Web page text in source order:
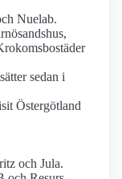
Nuelab.
sedan i
Östergötland
och Jula.